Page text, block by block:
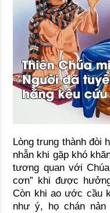
Lòng trung thành đòi
nhẫn khi gặp khó
tương quan với
cơn” khi được
Còn khi ao ước cầu
như ý, họ chán